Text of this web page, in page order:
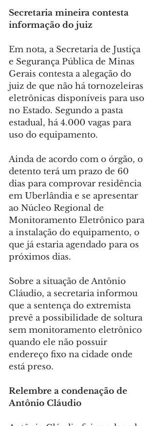
Secretaria mineira contesta
informação do juiz
Em nota, a Secretaria de Justiça
e Segurança Pública de Minas
Gerais contesta a alegação do
juiz de que não há tornozeleiras
eletrônicas disponíveis para uso
no Estado. Segundo a pasta
estadual, há 4.000 vagas para
uso do equipamento.
Ainda de acordo com o órgão, o
detento terá um prazo de 60
dias para comprovar residência
em Uberlândia e se apresentar
ao Núcleo Regional de
Monitoramento Eletrônico para
a instalação do equipamento, o
que já estaria agendado para os
próximos dias.
Sobre a situação de Antônio
Cláudio, a secretaria informou
que a sentença do extremista
prevê a possibilidade de soltura
sem monitoramento eletrônico
quando ele não possuir
endereço fixo na cidade onde
está preso.
Relembre a condenação de
Antônio Cláudio